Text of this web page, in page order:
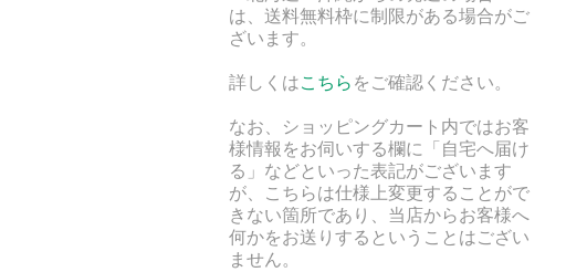
は、送料無料枠に制限がある場合がご
ざいます。
詳しくはこちらをご確認ください。
なお、ショッピングカート内ではお客
様情報をお伺いする欄に「自宅へ届け
る」などといった表記がございます
が、こちらは仕様上変更することがで
きない箇所であり、当店からお客様へ
何かをお送りするということはござい
ません。